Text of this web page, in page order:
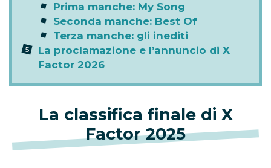
Prima manche: My Song
Seconda manche: Best Of
Terza manche: gli inediti
La proclamazione e l’annuncio di X
Factor 2026
La classifica finale di X
Factor 2025